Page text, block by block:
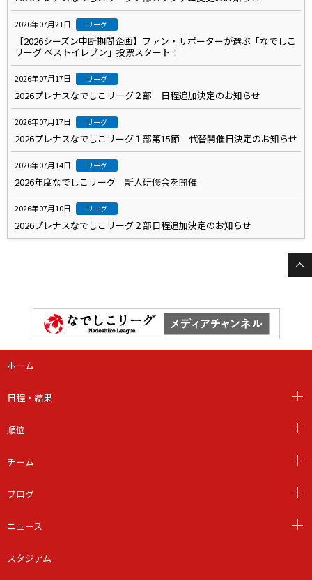
2026年07月21日 リーグ
【2026シーズン中断期間企画】ファン・サポーターが選ぶ「なでしこ
リーグ ベストイレブン」投票スタート！
2026年07月17日 リーグ
2026プレナスなでしこリーグ２部 日程追加決定のお知らせ
2026年07月17日 リーグ
2026プレナスなでしこリーグ１部第15節 代替開催日決定のお知らせ
2026年07月14日 リーグ
2026年度なでしこリーグ 新人研修会を開催
2026年07月10日 リーグ
2026プレナスなでしこリーグ２部日程追加決定のお知らせ
ホーム
日程・結果
順位
チーム
ブログ
ニュース
スタジアム